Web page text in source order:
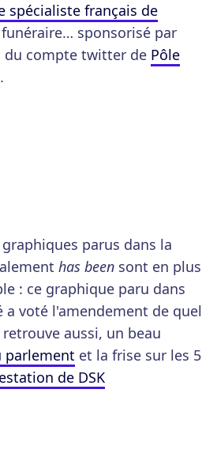
spécialiste français de
sponsorisé par
du compte twitter de Pôle
.
parus dans la
has been sont en plus
: ce graphique paru dans
voté l'amendement de quel
aussi, un beau
parlement et la frise sur les 5
de DSK